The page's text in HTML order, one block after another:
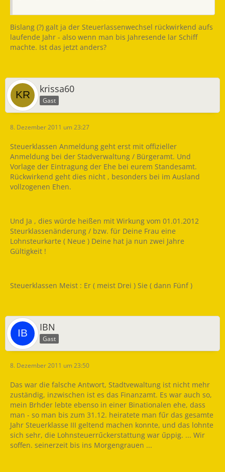
Bislang (?) galt ja der Steuerlassenwechsel rückwirkend aufs
laufende Jahr - also wenn man bis Jahresende lar Schiff
machte. Ist das jetzt anders?
krissa60
Gast
8. Dezember 2011 um 23:27
Steuerklassen Anmeldung geht erst mit offizieller
Anmeldung bei der Stadverwaltung / Bürgeramt. Und
Vorlage der Eintragung der Ehe bei eurem Standesamt.
Rückwirkend geht dies nicht , besonders bei im Ausland
vollzogenen Ehen.
Und Ja , dies würde heißen mit Wirkung vom 01.01.2012
Steurklassenänderung / bzw. für Deine Frau eine
Lohnsteurkarte ( Neue ) Deine hat ja nun zwei Jahre
Gültigkeit !
Steuerklassen Meist : Er ( meist Drei ) Sie ( dann Fünf )
IBN
Gast
8. Dezember 2011 um 23:50
Das war die falsche Antwort, Stadtvewaltung ist nicht mehr
zuständig, inzwischen ist es das Finanzamt. Es war auch so,
mein Brhder lebte ebenso in einer Binationalen ehe, dass
man - so man bis zum 31.12. heiratete man fűr das gesamte
Jahr Steuerklasse III geltend machen konnte, und das lohnte
sich sehr, die Lohnsteuerrűckerstattung war űppig. ... Wir
soffen. seinerzeit bis ins Morgengrauen ...